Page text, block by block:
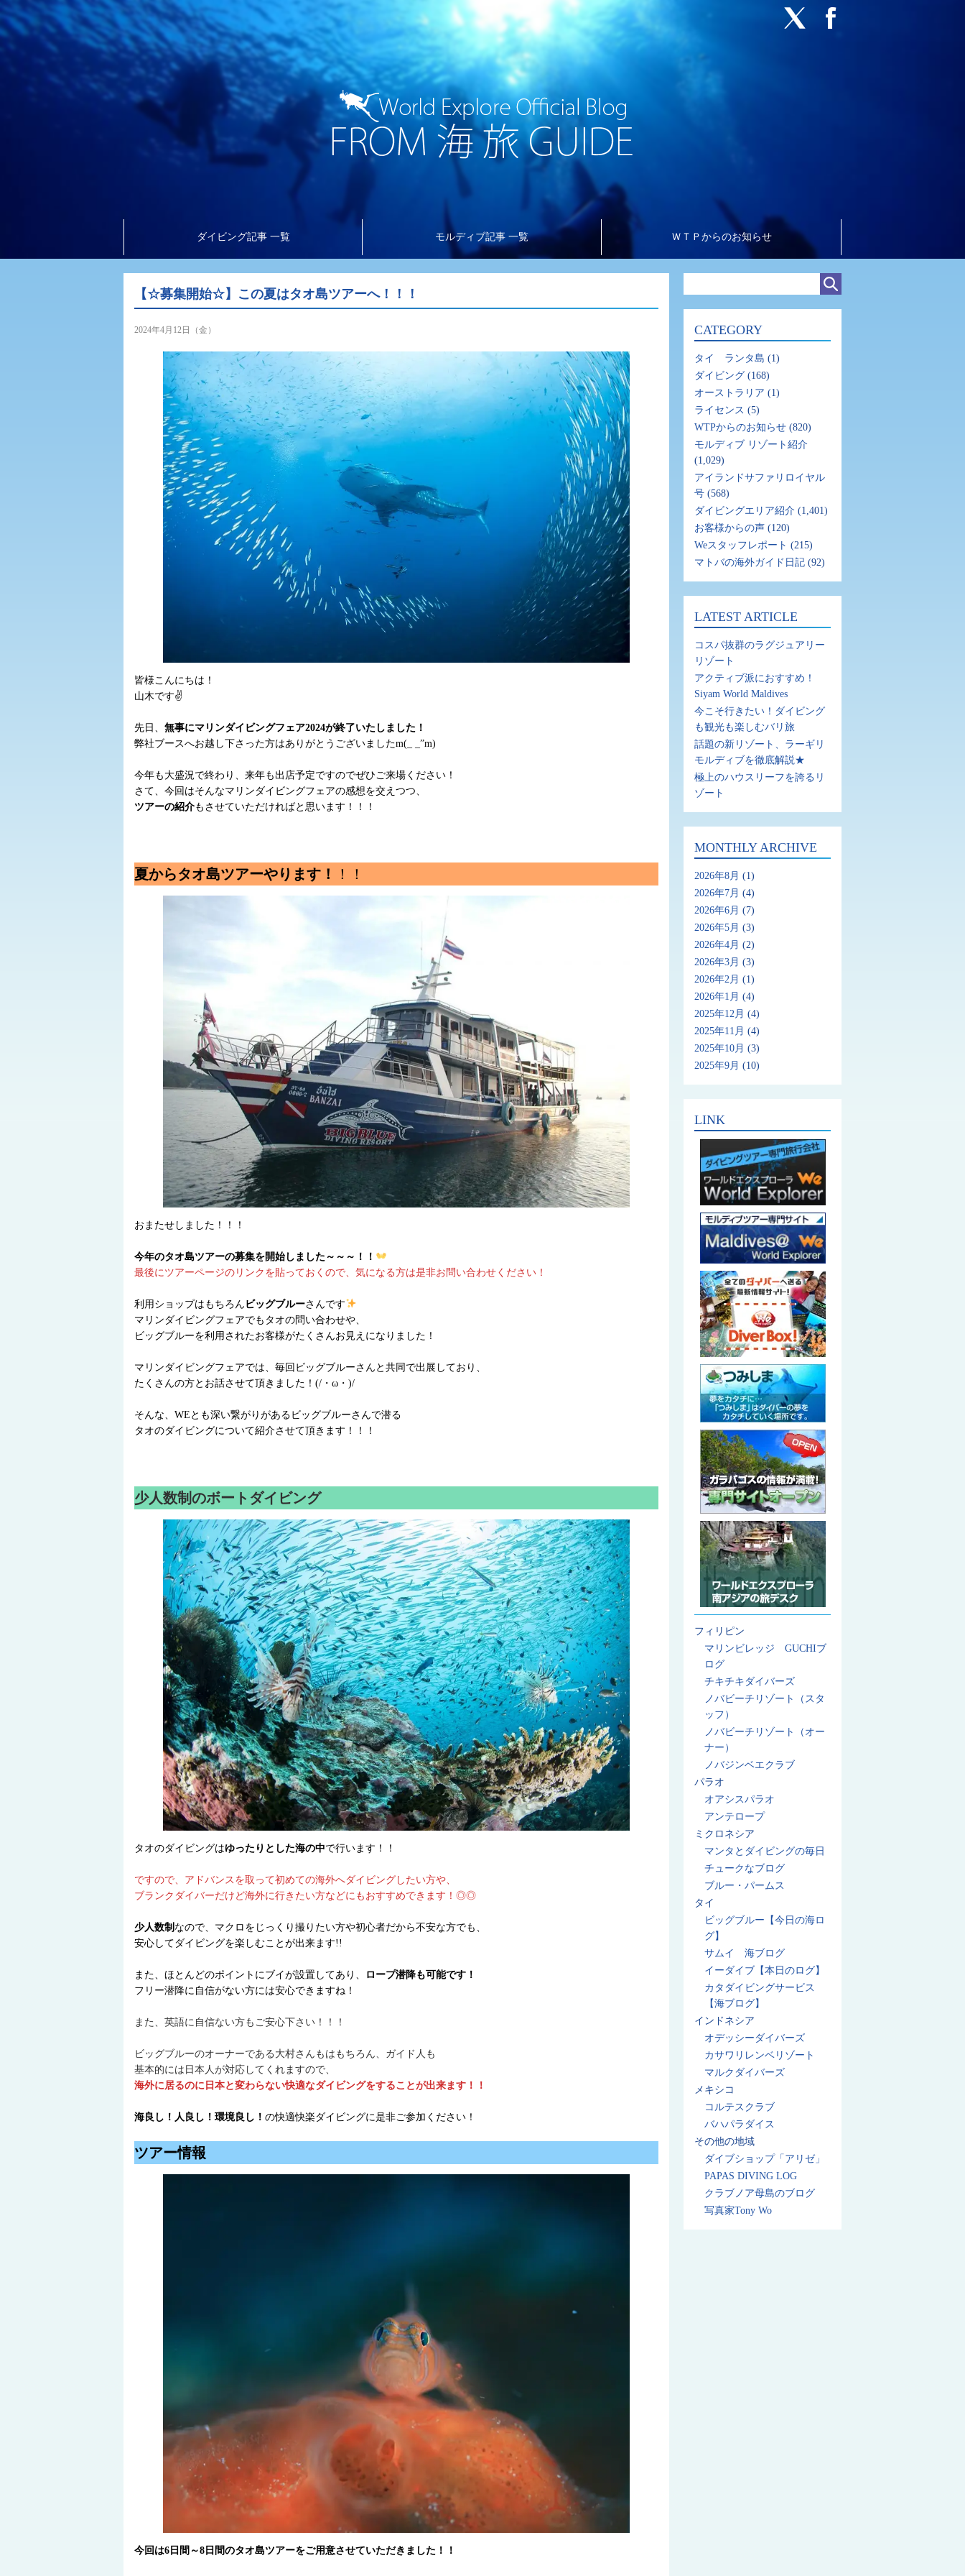
ダイビング記事 一覧 モルディブ記事 一覧 ＷＴＰからのお知らせ
【☆募集開始☆】この夏はタオ島ツアーへ！！！
2024年4月12日（金）
皆様こんにちは！
山木です✌
先日、 無事にマリンダイビングフェア2024が終了いたしました！
弊社ブースへお越し下さった方はありがとうございましたm(_ _”m)
今年も大盛況で終わり、来年も出店予定ですのでぜひご来場ください！
さて、今回はそんなマリンダイビングフェアの感想を交えつつ、
ツアーの紹介もさせていただければと思います！！！
夏からタオ島ツアーやります！ ！！
おまたせしました！！！
今年のタオ島ツアーの募集を開始しました～～～！！
最後にツアーページのリンクを貼っておくので、気になる方は是非お問い合わせください！
利用ショップはもちろん ビッグブルーさんです
マリンダイビングフェアでもタオの問い合わせや、
ビッグブルーを利用されたお客様がたくさんお見えになりました！
マリンダイビングフェアでは、毎回ビッグブルーさんと共同で出展しており、
たくさんの方とお話させて頂きました！(/・ω・)/
そんな、WEとも深い繋がりがあるビッグブルーさんで潜る
タオのダイビングについて紹介させて頂きます！！！
少人数制のボートダイビング
タオのダイビングはゆったりとした海の中で行います！！
ですので、アドバンスを取って初めての海外へダイビングしたい方や、
ブランクダイバーだけど海外に行きたい方などにもおすすめできます！◎◎
少人数制 なので、マクロをじっくり撮りたい方や初心者だから不安な方でも、
安心してダイビングを楽しむことが出来ます!!
また、ほとんどのポイントにブイが設置してあり、
ロープ潜降も可能です！
フリー潜降に自信がない方には安心できますね！
また、英語に自信ない方もご安心下さい！！！
ビッグブルーのオーナーである大村さんもはもちろん、ガイド人も
基本的には日本人が対応してくれますので、
海外に居るのに日本と変わらない快適なダイビングをすることが出来ます！！
海良し！人良し！環境良し！ の快適快楽ダイビングに是非ご参加ください！
ツアー情報
今回は6日間～8日間のタオ島ツアーをご用意させていただきました！！
CATEGORY
タイ ランタ島 (1)
ダイビング (168)
オーストラリア (1)
ライセンス (5)
WTPからのお知らせ (820)
モルディブ リゾート紹介
(1,029)
アイランドサファリロイヤル
号 (568)
ダイビングエリア紹介 (1,401)
お客様からの声 (120)
Weスタッフレポート (215)
マトバの海外ガイド日記 (92)
LATEST ARTICLE
コスパ抜群のラグジュアリー
リゾート
アクティブ派におすすめ！
Siyam World Maldives
今こそ行きたい！ダイビング
も観光も楽しむバリ旅
話題の新リゾート、ラーギリ
モルディブを徹底解説★
極上のハウスリーフを誇るリ
ゾート
MONTHLY ARCHIVE
2026年8月 (1)
2026年7月 (4)
2026年6月 (7)
2026年5月 (3)
2026年4月 (2)
2026年3月 (3)
2026年2月 (1)
2026年1月 (4)
2025年12月 (4)
2025年11月 (4)
2025年10月 (3)
2025年9月 (10)
LINK
フィリピン
マリンビレッジ GUCHIブ
ログ
チキチキダイバーズ
ノバビーチリゾート（スタ
ッフ）
ノバビーチリゾート（オー
ナー）
ノバジンベエクラブ
パラオ
オアシスパラオ
アンテロープ
ミクロネシア
マンタとダイビングの毎日
チュークなブログ
ブルー・パームス
タイ
ビッグブルー【今日の海ロ
グ】
サムイ 海ブログ
イーダイブ【本日のログ】
カタダイビングサービス
【海ブログ】
インドネシア
オデッシーダイバーズ
カサワリレンベリゾート
マルクダイバーズ
メキシコ
コルテスクラブ
バハパラダイス
その他の地域
ダイブショップ「アリゼ」
PAPAS DIVING LOG
クラブノア母島のブログ
写真家Tony Wo